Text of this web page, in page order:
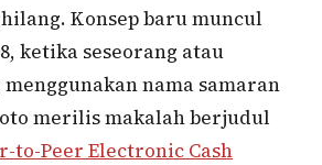
Konsep baru muncul
ketika seseorang atau
nama samaran
merilis makalah berjudul
to-Peer Electronic Cash